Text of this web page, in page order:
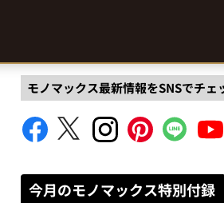
モノマックス最新情報をSNSでチェ
今月のモノマックス特別付録